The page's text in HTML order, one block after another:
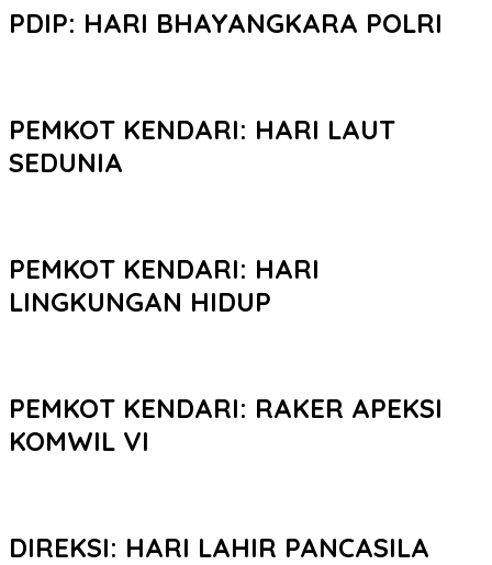
PDIP: HARI BHAYANGKARA POLRI
PEMKOT KENDARI: HARI LAUT
SEDUNIA
PEMKOT KENDARI: HARI
LINGKUNGAN HIDUP
PEMKOT KENDARI: RAKER APEKSI
KOMWIL VI
DIREKSI: HARI LAHIR PANCASILA